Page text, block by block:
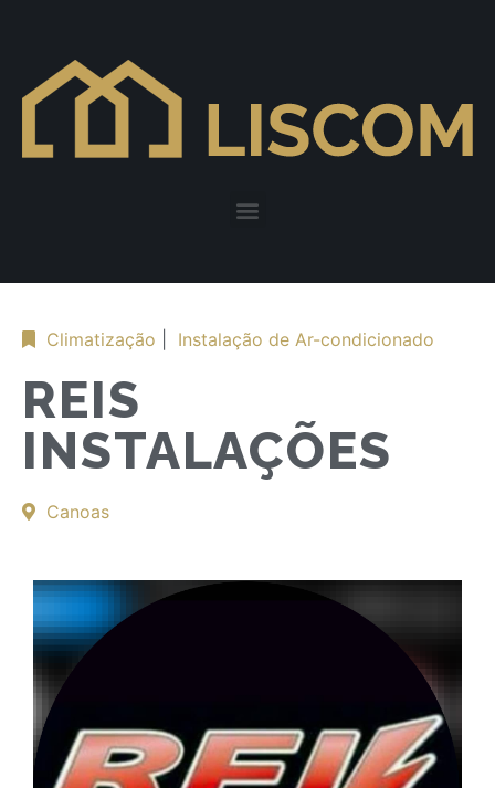
Climatização Instalação de Ar-condicionado
REIS
INSTALAÇÕES
Canoas